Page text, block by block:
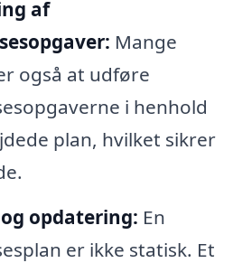
af
Mange
også at udføre
i henhold
plan, hvilket sikrer
opdatering: En
er ikke statisk. Et